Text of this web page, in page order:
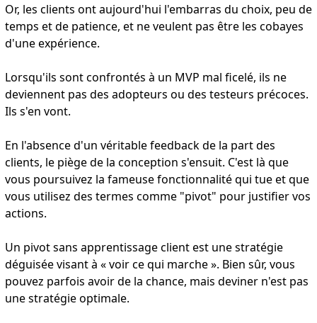
Or, les clients ont aujourd'hui l'embarras du choix, peu de
temps et de patience, et ne veulent pas être les cobayes
d'une expérience.
Lorsqu'ils sont confrontés à un MVP mal ficelé, ils ne
deviennent pas des adopteurs ou des testeurs précoces.
Ils s'en vont.
En l'absence d'un véritable feedback de la part des
clients, le piège de la conception s'ensuit. C'est là que
vous poursuivez la fameuse fonctionnalité qui tue et que
vous utilisez des termes comme "pivot" pour justifier vos
actions.
Un pivot sans apprentissage client est une stratégie
déguisée visant à « voir ce qui marche ». Bien sûr, vous
pouvez parfois avoir de la chance, mais deviner n'est pas
une stratégie optimale.